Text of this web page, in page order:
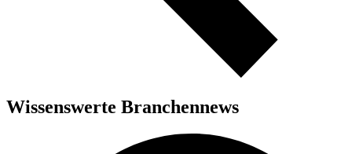
Wissenswerte Branchennews